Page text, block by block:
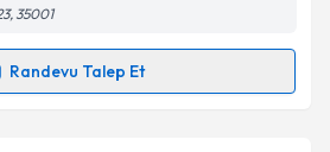
Talebini Gönder
35001
Randevu Talep Et
Talebi